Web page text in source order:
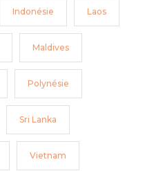
Indonésie Laos
Maldives
Polynésie
Sri Lanka
Vietnam